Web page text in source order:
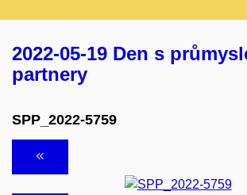
2022-05-19 Den s
partnery
SPP_2022-5759